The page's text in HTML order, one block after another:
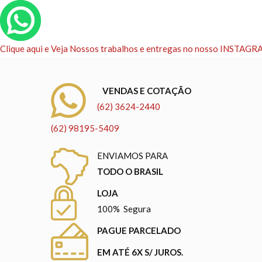
Clique aqui e Veja Nossos trabalhos e entregas no nosso
VENDAS E COTAÇÃO
(62) 3624-2440
(62) 98195-5409
ENVIAMOS PARA
TODO O BRASIL
LOJA
100% Segura
PAGUE PARCELADO
EM ATÉ 6X S/ JUROS.